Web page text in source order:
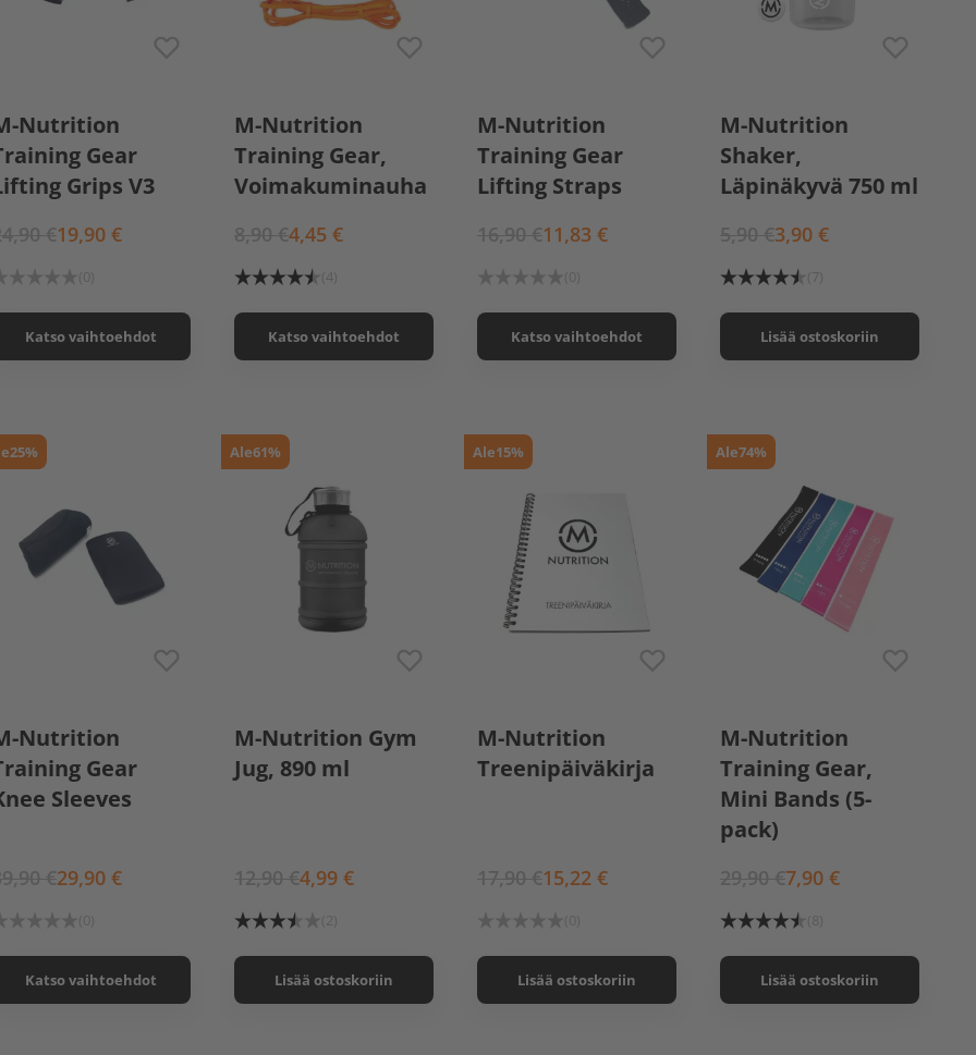
Nutrition
Gear
Grips V3
€19,90 €
Katso vaihtoehdot
M-Nutrition
Training Gear,
Voimakuminauha
8,90 €4,45 €
(4)
Katso vaihtoehdot
M-Nutrition
Training Gear
Lifting Straps
16,90 €11,83 €
Katso vaihtoehdot
Valkoinen 750 ml
M-Nutrition
Shaker,
Läpinäkyvä 750 ml
5,90 €3,90 €
(7)
Lisää ostoskoriin
25%
Nutrition
Gear
Sleeves
€29,90 €
Katso vaihtoehdot
Ale61%
M-Nutrition Gym
Jug, 890 ml
12,90 €4,99 €
(2)
Lisää ostoskoriin
Ale15%
M-Nutrition
Treenipäiväkirja
17,90 €15,22 €
Lisää ostoskoriin
Ale74%
M-Nutrition
Training Gear,
Mini Bands (5-
pack)
29,90 €7,90 €
Lisää ostoskoriin